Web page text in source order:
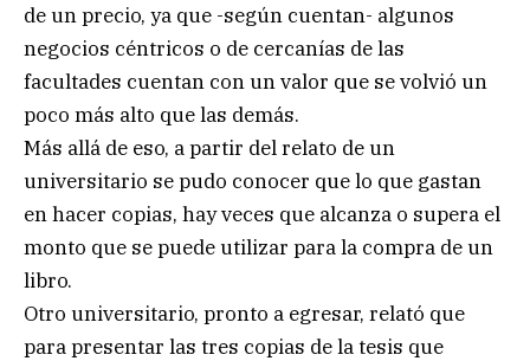
de un precio, ya que -según cuentan- algunos
negocios céntricos o de cercanías de las
facultades cuentan con un valor que se volvió un
poco más alto que las demás.
Más allá de eso, a partir del relato de un
universitario se pudo conocer que lo que gastan
en hacer copias, hay veces que alcanza o supera el
monto que se puede utilizar para la compra de un
libro.
Otro universitario, pronto a egresar, relató que
para presentar las tres copias de la tesis que